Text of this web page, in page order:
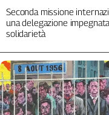
Seconda missione
una delegazione
solidarietà